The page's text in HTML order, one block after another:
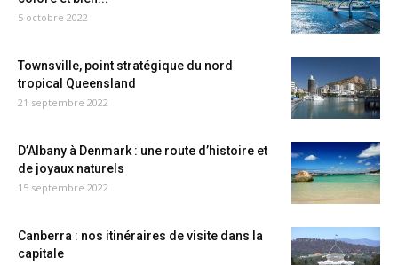
5 octobre 2022
Townsville, point stratégique du nord
tropical Queensland
21 septembre 2022
D’Albany à Denmark : une route d’histoire et
de joyaux naturels
15 septembre 2022
Canberra : nos itinéraires de visite dans la
capitale